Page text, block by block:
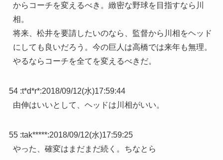
からコーチを変えるべき。緻密な野球を目指すなら川
相。
将来、松井を要請したいのなら、監督から川相をヘッド
にしても良いだろう。今の巨人は高橋では来年も無理。
やるならコーチを全てを変えるべきだ。
54 :t*d*r*:2018/09/12(水)17:59:44
由伸はいいとして、ヘッドは川相がいい。
55 :tak*****:2018/09/12(水)17:59:25
やった、確変はまだまだ続く。ちなとら